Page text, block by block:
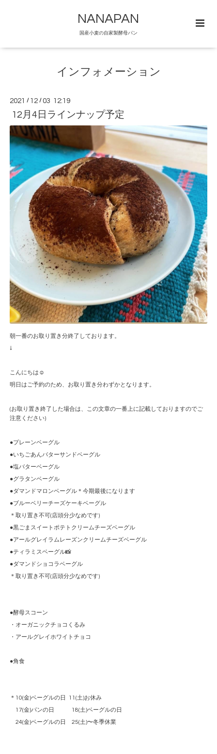
NANAPAN
国産小麦の自家製酵母パン
インフォメーション
2021 / 12 /03 12:19
12月4日ラインナップ予定
朝一番のお取り置き分終了しております。
↓
こんにちは☺︎
明日はご予約のため、お取り置き分わずかとなります。
(お取り置き終了した場合は、この文章の一番上に記載しておりますのでご
注意ください)
●プレーンベーグル
●いちごあんバターサンドベーグル
●塩バターベーグル
●グラタンベーグル
●ダマンドマロンベーグル＊今期最後になります
●ブルーベリーチーズケーキベーグル
＊取り置き不可(店頭分少なめです)
●黒ごまスイートポテトクリームチーズベーグル
●アールグレイラムレーズンクリームチーズベーグル
●ティラミスベーグル📸
●ダマンドショコラベーグル
＊取り置き不可(店頭分少なめです)
●酵母スコーン
・オーガニックチョコくるみ
・アールグレイホワイトチョコ
●角食
＊10(金)ベーグルの日 11(土)お休み
17(金)パンの日 18(土)ベーグルの日
24(金)ベーグルの日 25(土)〜冬季休業